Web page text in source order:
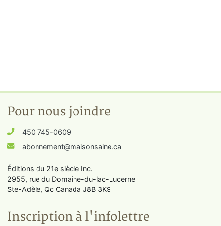
Pour nous joindre
450 745-0609
abonnement@maisonsaine.ca
Éditions du 21e siècle Inc.
2955, rue du Domaine-du-lac-Lucerne
Ste-Adèle, Qc Canada J8B 3K9
Inscription à l'infolettre